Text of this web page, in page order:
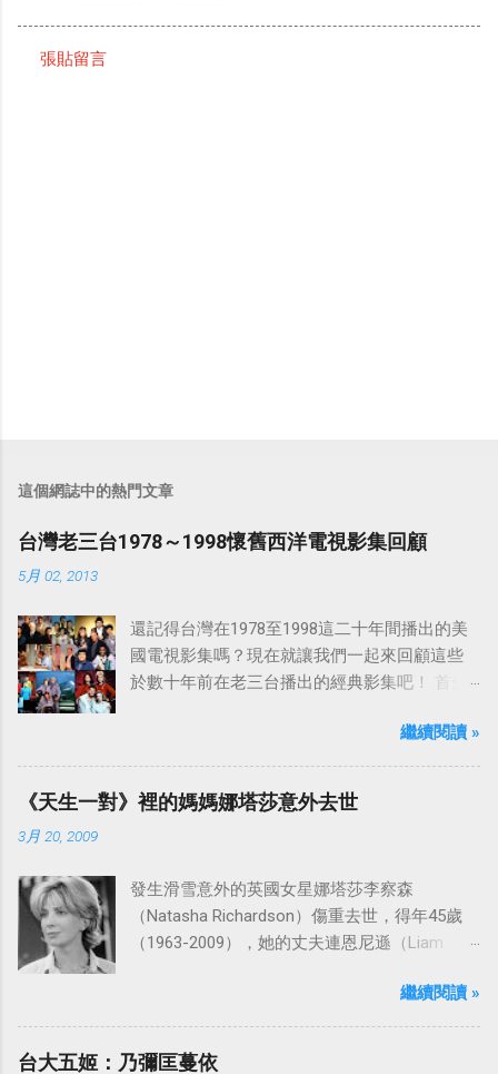
張貼留言
這個網誌中的熱門文章
台灣老三台1978～1998懷舊西洋電視影集回顧
5月 02, 2013
還記得台灣在1978至1998這二十年間播出的美
國電視影集嗎？現在就讓我們一起來回顧這些
於數十年前在老三台播出的經典影集吧！ 首先
「愛之船」（The Love Boat），這部影集最早
是在1977年9月24日至1986年5月24日於美國
ABC頻道首播，共播出了249集。 令人懷念的愛
之船旋律：
繼續閱讀 »
《天生一對》裡的媽媽娜塔莎意外去世
3月 20, 2009
發生滑雪意外的英國女星娜塔莎李察森
（Natasha Richardson）傷重去世，得年45歲
（1963-2009），她的丈夫連恩尼遜（Liam
到傷心，希望外界給他們空間撫平傷痛。繼續閱讀 »
台大五姬：乃彌匡蔓依